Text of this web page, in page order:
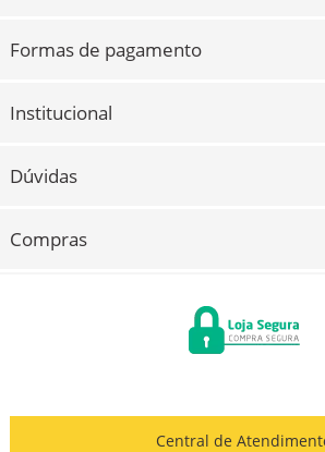
Formas de pagamento
Institucional
Dúvidas
Compras
Central de